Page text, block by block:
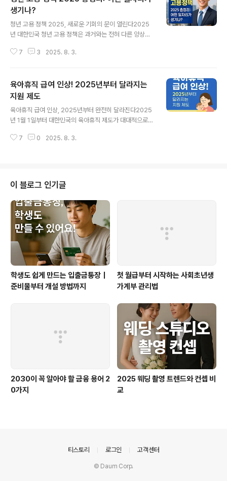
생기나?
청년 고용 정책 2025, 새로운 기회의 문이 열린다2025
년 대한민국 청년 고용 정책은 과거와는 전혀 다른 양상으
능력 강화, 고용 유지, 신산업 중심 일자리 창출을 핵심 축
명의 커리어 여정을 설계’한다는 철학 아래 설계되었으며,
청년층의 눈높이에 맞춘 직업훈련 강화, 인턴십 기회 확대,
신기술 기반의 민간 일자리 지원 등이 중심에 있다.고등학
생, 대학생, 졸업생은 물론 취업 재도전층까지 생애 주기별
맞춤형 정책이 세분화되었고, 이에 따라 다양한 일자리가
본격적으로 공급된다. 예전처럼 정형화된 공공근로에만 의
7 3 2025. 8. 3.
육아휴직 급여 인상! 2025년부터 달라지는
지원 제도
육아휴직 급여 인상, 2025년부터 완전히 달라진다2025
년 1월 1일부터 대한민국의 육아휴직 제도가 대대적으로
액 인상이다. 기존 월 최대 150만 원이던 상한액이 월 최대
지가 담겨 있다.기존에는 육아휴직 기간 동안 월 통상임금
의 80%를 지급하되 상한액이 150만 원으로 제한되었으
며, 급여의 25%는 사후지급금으로 분류되어 직장 복귀 6
개월 후에야 받을 수 있었다. 그러나 2025년부터는 이 사
후지급금 제도가 폐지되고, 육아휴직 기간 중 전액 실시간
지급으로 변경된다. 이..
7 0 2025. 8. 3.
이 블로그 인기글
학생도 쉽게 만드는 입출금통장｜
준비물부터 개설 방법까지
첫 월급부터 시작하는 사회초년생
가계부 관리법
2030이 꼭 알아야 할 금융 용어 2
0가지
2025 웨딩 촬영 트렌드와 컨셉 비
교
티스토리 로그인 고객센터
© Daum Corp.